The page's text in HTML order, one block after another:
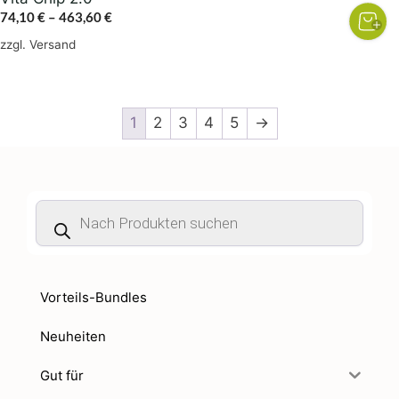
74,10€ – 463,60€Preisspanne:
zzgl. Versand
werden
1 2 3 4 5 →
Products
search
Vorteils-Bundles
Neuheiten
Gut für